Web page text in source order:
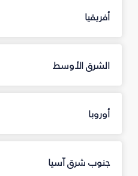
أفريقيا
الشرق الأوسط
أوروبا
جنوب شرق آسيا